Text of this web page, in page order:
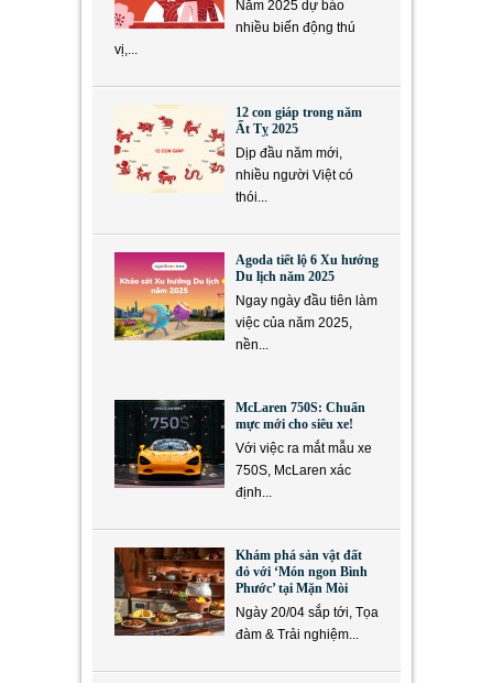
Năm 2025 dự báo
nhiều biến động thú
vị,...
12 con giáp trong năm
Ất Tỵ 2025
Dịp đầu năm mới,
nhiều người Việt có
thói...
Agoda tiết lộ 6 Xu hướng
Du lịch năm 2025
Ngay ngày đầu tiên làm
việc của năm 2025,
nền...
McLaren 750S: Chuẩn
mực mới cho siêu xe!
Với việc ra mắt mẫu xe
750S, McLaren xác
định...
Khám phá sản vật đất
đỏ với ‘Món ngon Bình
Phước’ tại Mặn Mòi
Ngày 20/04 sắp tới, Tọa
đàm & Trải nghiệm...